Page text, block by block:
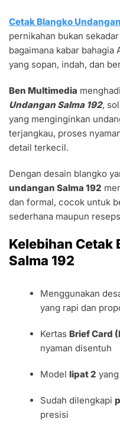
Cetak Blangko
pernikahan bukan
bagaimana kabar bahagia
yang sopan, indah, dan
Ben Multimedia
Undangan Salma 192,
yang menginginkan
terjangkau, proses
detail terkecil.
Dengan desain blangko
undangan Salma 192
dan formal, cocok untuk
sederhana maupun
Kelebihan Cetak
Salma 192
Menggunakan
yang rapi dan
KertasBrief Card
nyaman disentuh
Modellipat 2
Sudah dilengkapi
presisi